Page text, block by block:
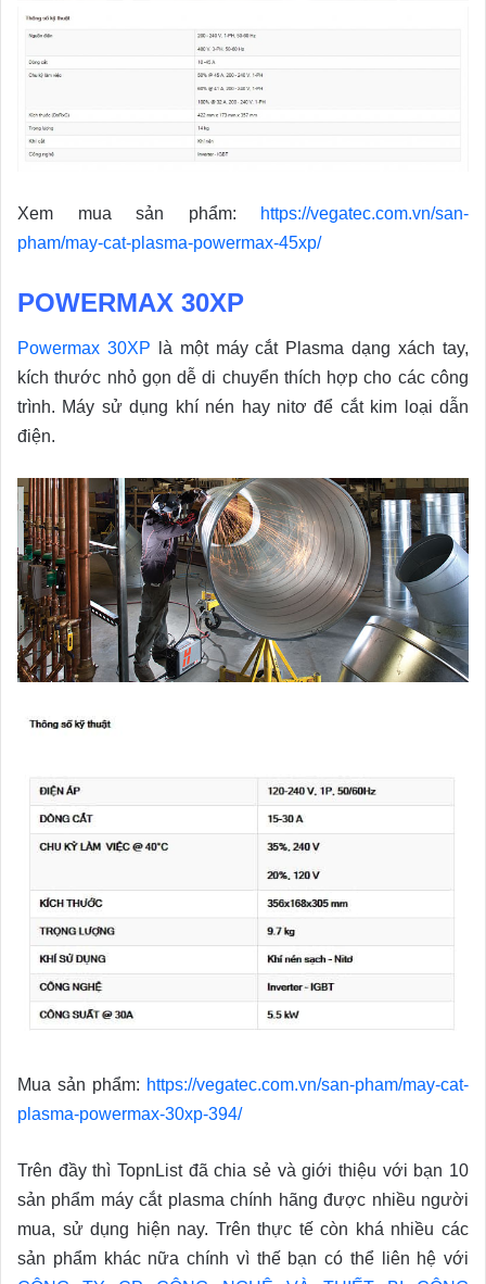
Xem mua sản phẩm:
https://vegatec.com.vn/san-
pham/may-cat-plasma-powermax-45xp/
POWERMAX 30XP
Powermax 30XP là một máy cắt Plasma dạng xách tay,
kích thước nhỏ gọn dễ di chuyển thích hợp cho các công
trình. Máy sử dụng khí nén hay nitơ để cắt kim loại dẫn
điện.
Mua sản phẩm: https://vegatec.com.vn/san-pham/may-cat-
plasma-powermax-30xp-394/
Trên đầy thì TopnList đã chia sẻ và giới thiệu với bạn 10
sản phẩm máy cắt plasma chính hãng được nhiều người
mua, sử dụng hiện nay. Trên thực tế còn khá nhiều các
sản phẩm khác nữa chính vì thế bạn có thể liên hệ với